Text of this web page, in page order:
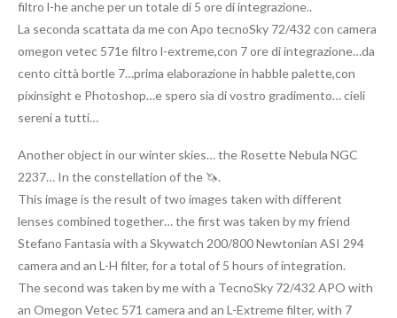
filtro l-he anche per un totale di 5 ore di integrazione..
La seconda scattata da me con Apo tecnoSky 72/432 con camera
omegon vetec 571e filtro l-extreme,con 7 ore di integrazione…da
cento città bortle 7…prima elaborazione in habble palette,con
pixinsight e Photoshop…e spero sia di vostro gradimento… cieli
sereni a tutti…
Another object in our winter skies… the Rosette Nebula NGC
2237… In the constellation of the 🦄.
This image is the result of two images taken with different
lenses combined together… the first was taken by my friend
Stefano Fantasia with a Skywatch 200/800 Newtonian ASI 294
camera and an L-H filter, for a total of 5 hours of integration.
The second was taken by me with a TecnoSky 72/432 APO with
an Omegon Vetec 571 camera and an L-Extreme filter, with 7